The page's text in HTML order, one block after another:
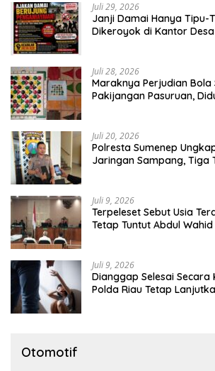
Juli 29, 2026
Janji Damai Hanya Tipu-
Dikeroyok di Kantor
Juli 28, 2026
Maraknya Perjudian
Pakijangan Pasuruan,
Juli 20, 2026
Polresta Sumenep
Jaringan Sampang, Tiga
Juli 9, 2026
Terpeleset Sebut Usia
Tetap Tuntut Abdul
Juli 9, 2026
Dianggap Selesai Secara
Polda Riau Tetap
Otomotif